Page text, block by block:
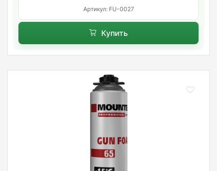
Артикул: FU-0027
Купить